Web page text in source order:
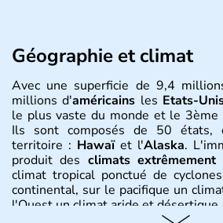
Géographie et climat
Avec une superficie de 9,4
millions d'américains les Etats-
le plus vaste du monde et le 3ème
Ils sont composés de 50 états,
territoire : Hawaïet l'Alaska.
produit des climats extrêmement
climat tropical ponctué de
continental, sur le pacifique un
l'Ouest un climat aride et désertique.